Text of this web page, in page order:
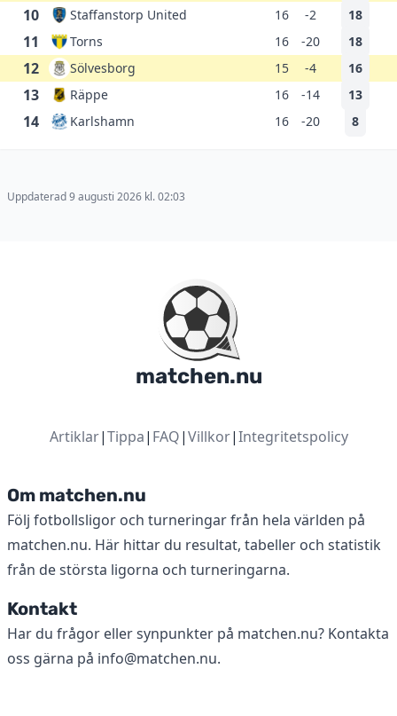
10 Staffanstorp United 16 -2 18
11 Torns 16 -20 18
12 Sölvesborg 15 -4 16
13 Räppe 16 -14 13
14 Karlshamn 16 -20 8
Uppdaterad 9 augusti 2026 kl. 02:03
matchen.nu
Artiklar|Tippa| FAQ|Villkor|Integritetspolicy
Om matchen.nu
Följ fotbollsligor och turneringar från hela världen på
matchen.nu. Här hittar du resultat, tabeller och statistik
från de största ligorna och turneringarna.
Kontakt
Har du frågor eller synpunkter på matchen.nu? Kontakta
oss gärna på info@matchen.nu.